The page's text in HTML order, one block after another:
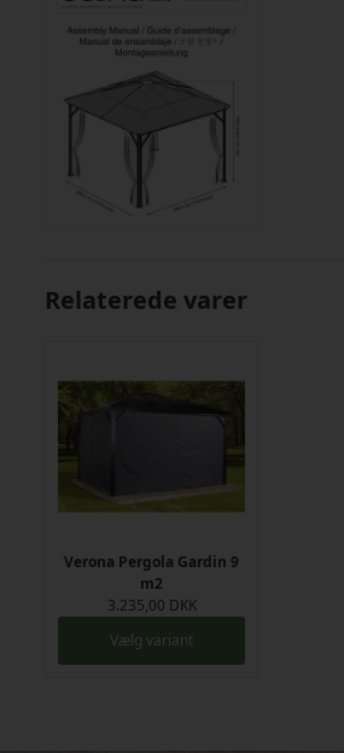
Relaterede varer
Verona Pergola Gardin 9
m2
3.235,00 DKK
Vælg variant